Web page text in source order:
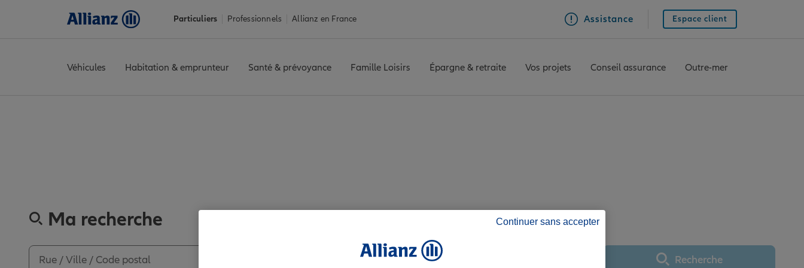
Particuliers Professionnels Allianz en France Assistance Espace client
Véhicules Habitation & emprunteur Santé & prévoyance Famille Loisirs Épargne & retraite Vos projets Conseil assurance Outre-mer
Ma recherche
Recherche
Continuer sans accepter